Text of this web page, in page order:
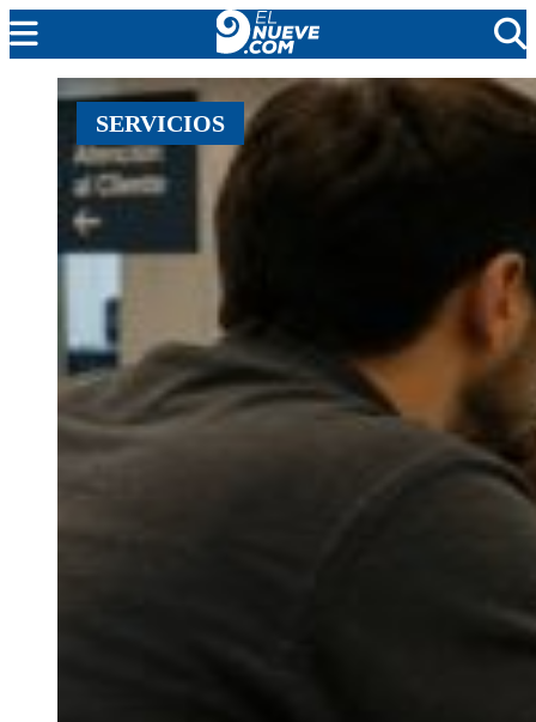
MENDOZA
CADA DÍA
ARGENTINA
NOTICIERO 9
PROTAGONISTAS
EL NUEVE STREAMS
EN VIVO
SERVICIOS